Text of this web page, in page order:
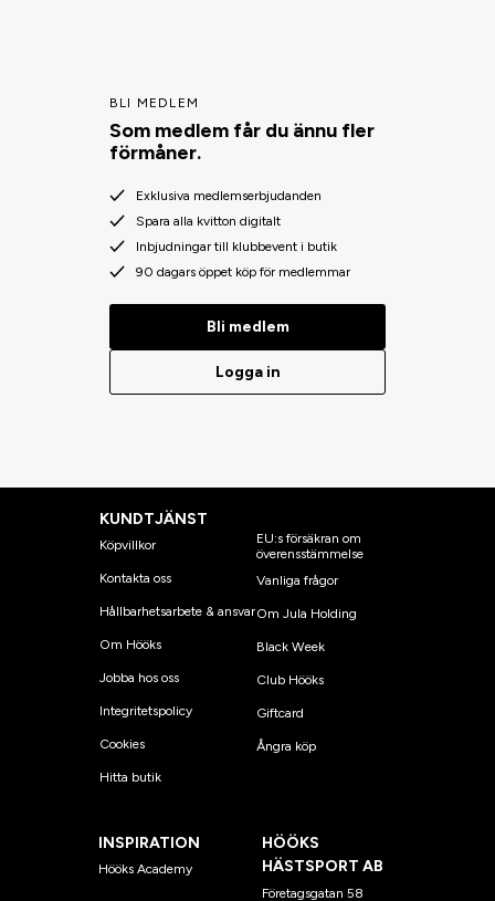
BLI MEDLEM
Som medlem får du ännu fler
förmåner.
Exklusiva medlemserbjudanden
Spara alla kvitton digitalt
Inbjudningar till klubbevent i butik
90 dagars öppet köp för medlemmar
Bli medlem
Logga in
KUNDTJÄNST
Köpvillkor
Kontakta oss
Hållbarhetsarbete & ansvar
Om Hööks
Jobba hos oss
Integritetspolicy
Cookies
Hitta butik
EU:s försäkran om
överensstämmelse
Vanliga frågor
Om Jula Holding
Black Week
Club Hööks
Giftcard
Ångra köp
INSPIRATION
Hööks Academy
HÖÖKS
HÄSTSPORT AB
Företagsgatan 58